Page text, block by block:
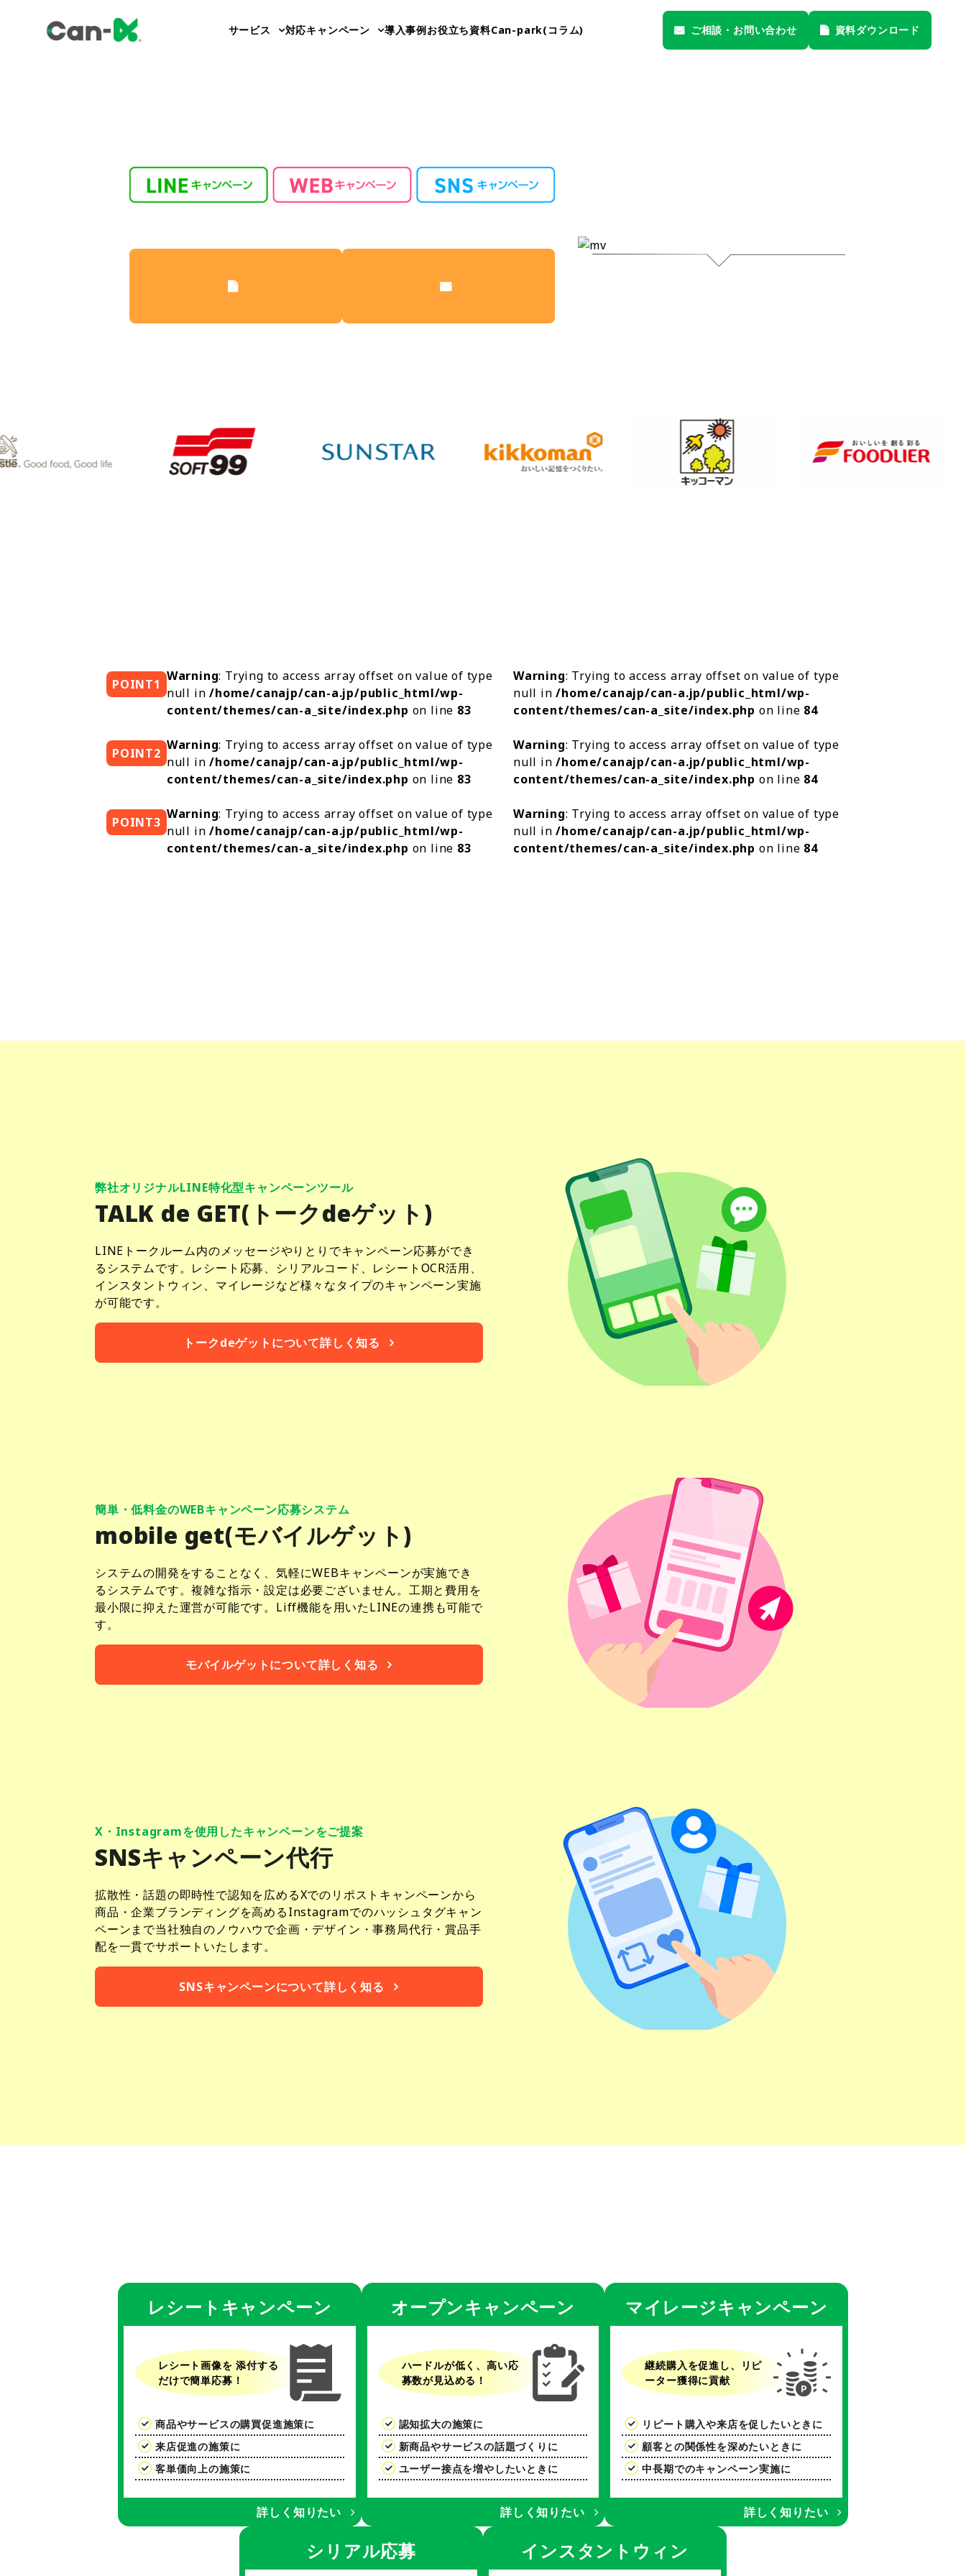
サービス 対応キャンペーン 導入事例お役立ち資料Can-park(コラム) ご相談・ お問い合わせ 資料ダウンロード
POINT1
Warning: Trying to access array offset on value of type
null in/home/canajp/can-a.jp/public_html/wp-
content/themes/can-a_site/index.php on line 83
Warning: Trying to access array offset on value of type
null in/home/canajp/can-a.jp/public_html/wp-
content/themes/can-a_site/index.php on line 84
POINT2
Warning: Trying to access array offset on value of type
null in/home/canajp/can-a.jp/public_html/wp-
content/themes/can-a_site/index.php on line 83
Warning: Trying to access array offset on value of type
null in/home/canajp/can-a.jp/public_html/wp-
content/themes/can-a_site/index.php on line 84
POINT3
Warning: Trying to access array offset on value of type
null in/home/canajp/can-a.jp/public_html/wp-
content/themes/can-a_site/index.php on line 83
Warning: Trying to access array offset on value of type
null in/home/canajp/can-a.jp/public_html/wp-
content/themes/can-a_site/index.php on line 84
弊社オリジナルLINE特化型キャンペーンツール
TALK de GET(トークdeゲット)
LINEトークルーム内のメッセージやりとりでキャンペーン応募ができ
るシステムです。レシート応募、シリアルコード、レシートOCR活用、
インスタントウィン、マイレージなど様々なタイプのキャンペーン実施
が可能です。
トークdeゲットについて詳しく知る
簡単・低料金のWEBキャンペーン応募システム
mobile get(モバイルゲット)
システムの開発をすることなく、気軽にWEBキャンペーンが実施でき
るシステムです。複雑な指示・設定は必要ございません。工期と費用を
最小限に抑えた運営が可能です。Liff機能を用いたLINEの連携も可能で
す。
モバイルゲットについて詳しく知る
X・Instagramを使用したキャンペーンをご提案
SNSキャンペーン代行
拡散性・話題の即時性で認知を広めるXでのリポストキャンペーンから
商品・企業ブランディングを高めるInstagramでのハッシュタグキャン
ペーンまで当社独自のノウハウで企画・デザイン・事務局代行・賞品手
配を一貫でサポートいたします。
SNSキャンペーンについて詳しく知る
レシートキャンペーン
レシート画像を 添付する
だけで簡単応募！
商品やサービスの購買促進施策に
来店促進の施策に
客単価向上の施策に
詳しく知りたい
オープンキャンペーン
ハードルが低く、高い応
募数が見込める！
認知拡大の施策に
新商品やサービスの話題づくりに
ユーザー接点を増やしたいときに
詳しく知りたい
マイレージキャンペーン
継続購入を促進し、リピ
ーター獲得に貢献
リピート購入や来店を促したいときに
顧客との関係性を深めたいときに
中長期でのキャンペーン実施に
詳しく知りたい
シリアル応募 インスタントウィン